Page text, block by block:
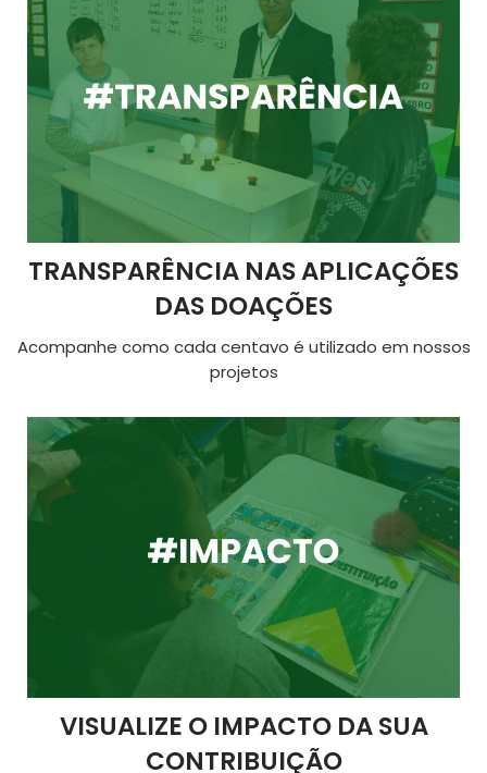
TRANSPARÊNCIA NAS APLICAÇÕES
DAS DOAÇÕES
Acompanhe como cada centavo é utilizado em nossos
projetos
VISUALIZE O IMPACTO DA SUA
CONTRIBUIÇÃO